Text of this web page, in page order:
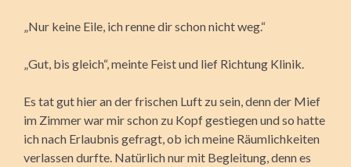
„Nur keine Eile, ich renne dir schon nicht weg.“
„Gut, bis gleich“, meinte Feist und lief Richtung Klinik.
Es tat gut hier an der frischen Luft zu sein, denn der Mief
im Zimmer war mir schon zu Kopf gestiegen und so hatte
ich nach Erlaubnis gefragt, ob ich meine Räumlichkeiten
verlassen durfte. Natürlich nur mit Begleitung, denn es